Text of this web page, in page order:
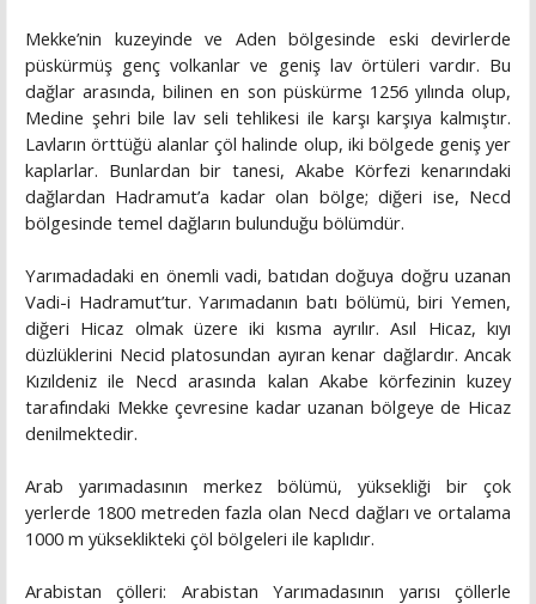
Mekke’nin kuzeyinde ve Aden bölgesinde eski devirlerde
püskürmüş genç volkanlar ve geniş lav örtüleri vardır. Bu
dağlar arasında, bilinen en son püskürme 1256 yılında olup,
Medine şehri bile lav seli tehlikesi ile karşı karşıya kalmıştır.
Lavların örttüğü alanlar çöl halinde olup, iki bölgede geniş yer
kaplarlar. Bunlardan bir tanesi, Akabe Körfezi kenarındaki
dağlardan Hadramut’a kadar olan bölge; diğeri ise, Necd
bölgesinde temel dağların bulunduğu bölümdür.
Yarımadadaki en önemli vadi, batıdan doğuya doğru uzanan
Vadi-i Hadramut’tur. Yarımadanın batı bölümü, biri Yemen,
diğeri Hicaz olmak üzere iki kısma ayrılır. Asıl Hicaz, kıyı
düzlüklerini Necid platosundan ayıran kenar dağlardır. Ancak
Kızıldeniz ile Necd arasında kalan Akabe körfezinin kuzey
tarafındaki Mekke çevresine kadar uzanan bölgeye de Hicaz
denilmektedir.
Arab yarımadasının merkez bölümü, yüksekliği bir çok
yerlerde 1800 metreden fazla olan Necd dağları ve ortalama
1000 m yükseklikteki çöl bölgeleri ile kaplıdır.
Arabistan çölleri: Arabistan Yarımadasının yarısı çöllerle